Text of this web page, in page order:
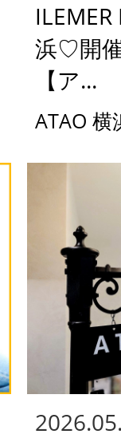
浜♡開
【ア...
ATAO 横